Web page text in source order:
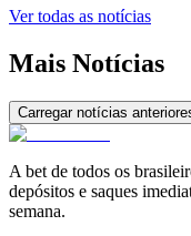
Ver todas as notícias
Mais Notícias
Carregar notícias
A bet de todos os
depósitos e saques
semana.